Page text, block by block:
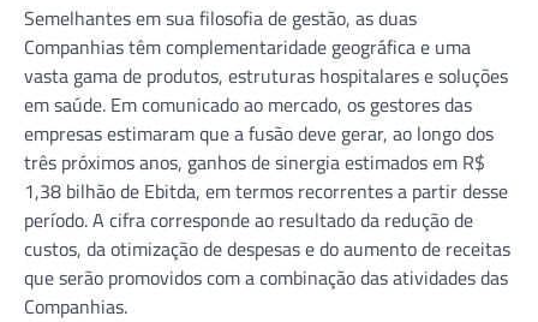
Semelhantes em sua filosofia de gestão, as duas
Companhias têm complementaridade geográfica e uma
vasta gama de produtos, estruturas hospitalares e soluções
em saúde. Em comunicado ao mercado, os gestores das
empresas estimaram que a fusão deve gerar, ao longo dos
três próximos anos, ganhos de sinergia estimados em R$
1,38 bilhão de Ebitda, em termos recorrentes a partir desse
período. A cifra corresponde ao resultado da redução de
custos, da otimização de despesas e do aumento de receitas
que serão promovidos com a combinação das atividades das
Companhias.